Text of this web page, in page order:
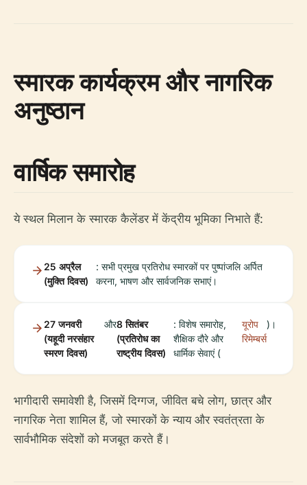
स्मारक कार्यक्रम और नागरिक
अनुष्ठान
वार्षिक समारोह
ये स्थल मिलान के स्मारक कैलेंडर में केंद्रीय भूमिका निभाते हैं:
25 अप्रैल
(मुक्ति दिवस)
: सभी प्रमुख प्रतिरोध स्मारकों पर पुष्पांजलि अर्पित
करना, भाषण और सार्वजनिक सभाएं।
27 जनवरी
(यहूदी नरसंहार
स्मरण दिवस)
और8 सितंबर
(प्रतिरोध का
राष्ट्रीय दिवस)
: विशेष समारोह,
शैक्षिक दौरे और
धार्मिक सेवाएं (
यूरोप
रिमेम्बर्स
)।
भागीदारी समावेशी है, जिसमें दिग्गज, जीवित बचे लोग, छात्र और
नागरिक नेता शामिल हैं, जो स्मारकों के न्याय और स्वतंत्रता के
सार्वभौमिक संदेशों को मजबूत करते हैं।